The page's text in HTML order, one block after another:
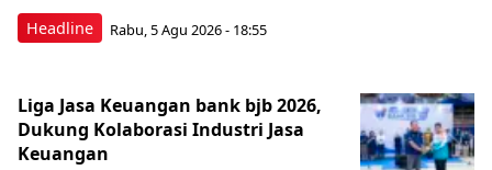
Headline Rabu, 5 Agu 2026 - 18:55
Liga Jasa Keuangan bank bjb 2026,
Dukung Kolaborasi Industri Jasa
Keuangan